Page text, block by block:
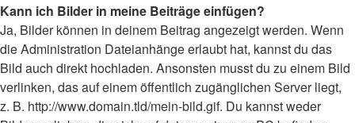
Kann ich Bilder in meine Beiträge einfügen?
Ja, Bilder können in deinem Beitrag angezeigt werden. Wenn
die Administration Dateianhänge erlaubt hat, kannst du das
Bild auch direkt hochladen. Ansonsten musst du zu einem Bild
verlinken, das auf einem öffentlich zugänglichen Server liegt,
z. B. http://www.domain.tld/mein-bild.gif. Du kannst weder